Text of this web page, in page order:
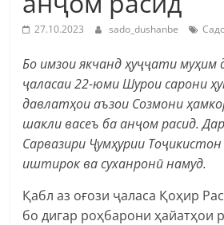
27.10.2023 sado_dushanbe
Бо имзои якчанд ҳуҷҷати муҳим
ҷаласаи 22-юми Шурои сарони
давлатҳои аъзои Созмони
шакли васеъ ба анҷом расид.
Сарвазири Ҷумҳурии
иштирок ва суханронӣ намуд.
Қабл аз оғози ҷаласа Қоҳир
бо дигар роҳбарони ҳайатҳои